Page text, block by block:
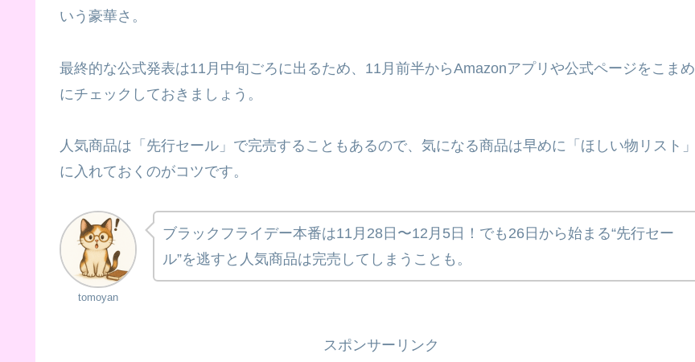
いう豪華さ。
最終的な公式発表は11月中旬ごろに出るため、11月前半からAmazonアプリや公式ページをこまめ
にチェックしておきましょう。
人気商品は「先行セール」で完売することもあるので、気になる商品は早めに「ほしい物リスト」
に入れておくのがコツです。
tomoyan
ブラックフライデー本番は11月28日〜12月5日！でも26日から始まる“先行セー
ル”を逃すと人気商品は完売してしまうことも。
スポンサーリンク